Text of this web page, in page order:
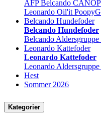
AFP Belcando
Leonardo Oil'it
Belcando Hundefoder
Belcando Hundefoder
Belcando Aldersgruppe
Leonardo Kattefoder
Leonardo Kattefoder
Leonardo Aldersgruppe
Hest
Sommer 2026
Kategorier